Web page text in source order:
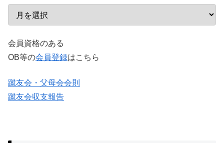
会員資格のある
OB等の会員登録はこちら
蹴友会・父母会会則
蹴友会収支報告